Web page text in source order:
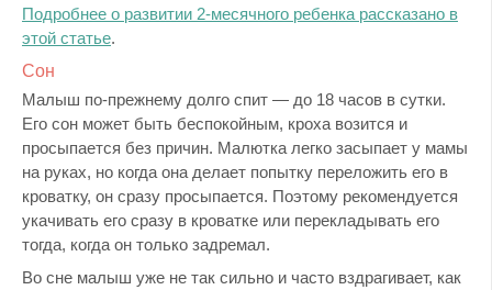
Подробнее о развитии 2-месячного ребенка рассказано в
этой статье.
Сон
Малыш по-прежнему долго спит — до 18 часов в сутки.
Его сон может быть беспокойным, кроха возится и
просыпается без причин. Малютка легко засыпает у мамы
на руках, но когда она делает попытку переложить его в
кроватку, он сразу просыпается. Поэтому рекомендуется
укачивать его сразу в кроватке или перекладывать его
тогда, когда он только задремал.
Во сне малыш уже не так сильно и часто вздрагивает, как